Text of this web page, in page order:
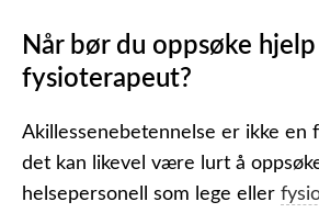
Når bør du oppsøke
fysioterapeut?
Akillessenebetennelse er ikke en
det kan likevel være lurt å
helsepersonell som lege eller